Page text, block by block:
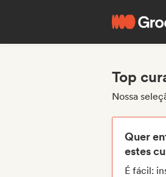
Top
Nossa
Quer
estes
É fácil: